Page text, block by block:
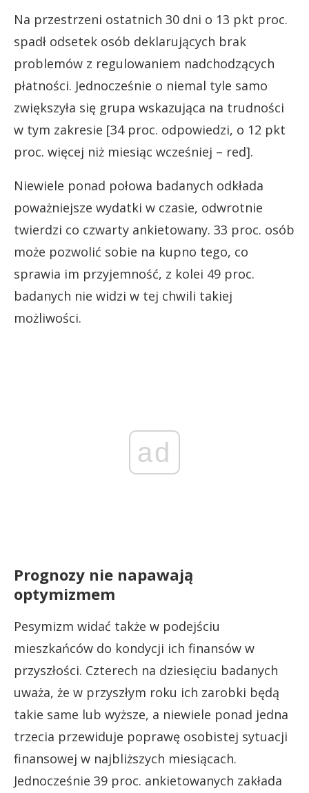
Na przestrzeni ostatnich 30 dni o 13 pkt proc.
spadł odsetek osób deklarujących brak
problemów z regulowaniem nadchodzących
płatności. Jednocześnie o niemal tyle samo
zwiększyła się grupa wskazująca na trudności
w tym zakresie [34 proc. odpowiedzi, o 12 pkt
proc. więcej niż miesiąc wcześniej – red].
Niewiele ponad połowa badanych odkłada
poważniejsze wydatki w czasie, odwrotnie
twierdzi co czwarty ankietowany. 33 proc. osób
może pozwolić sobie na kupno tego, co
sprawia im przyjemność, z kolei 49 proc.
badanych nie widzi w tej chwili takiej
możliwości.
ad
Prognozy nie napawają
optymizmem
Pesymizm widać także w podejściu
mieszkańców do kondycji ich finansów w
przyszłości. Czterech na dziesięciu badanych
uważa, że w przyszłym roku ich zarobki będą
takie same lub wyższe, a niewiele ponad jedna
trzecia przewiduje poprawę osobistej sytuacji
finansowej w najbliższych miesiącach.
Jednocześnie 39 proc. ankietowanych zakłada